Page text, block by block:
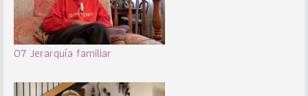
07 Jerarquía familiar